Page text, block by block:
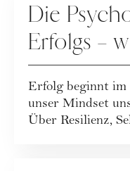
Die
Erfolgs –
Frauen
Erfolg beginnt im
unser Mindset
Über Resilienz,